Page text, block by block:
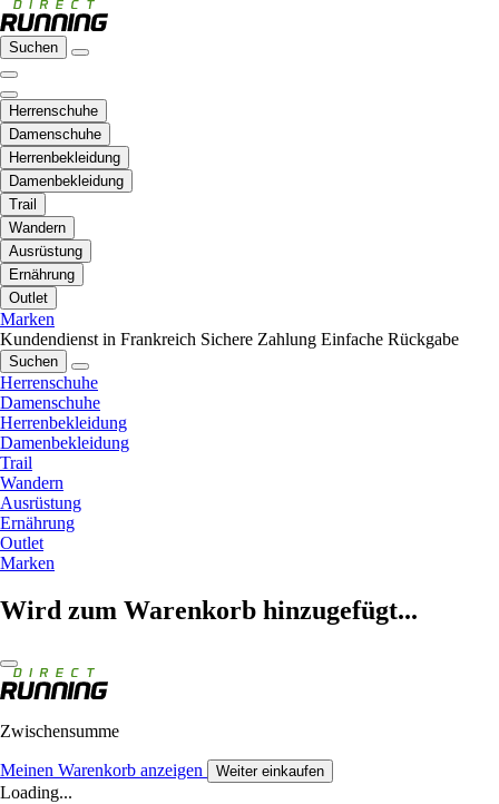
Suchen
Herrenschuhe
Damenschuhe
Herrenbekleidung
Damenbekleidung
Trail
Wandern
Ausrüstung
Ernährung
Outlet
Marken
Kundendienst in Frankreich Sichere Zahlung Einfache Rückgabe
Suchen
Herrenschuhe
Damenschuhe
Herrenbekleidung
Damenbekleidung
Trail
Wandern
Ausrüstung
Ernährung
Outlet
Marken
Wird zum Warenkorb hinzugefügt...
Zwischensumme
Meinen Warenkorb anzeigen Weiter einkaufen
Loading...